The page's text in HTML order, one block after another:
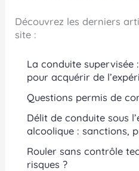
Découvrez les derniers
site :
La conduite supervisée
pour acquérir de
Questions permis de
Délit de conduite sous
alcoolique : sanctions,
Rouler sans contrôle
risques ?